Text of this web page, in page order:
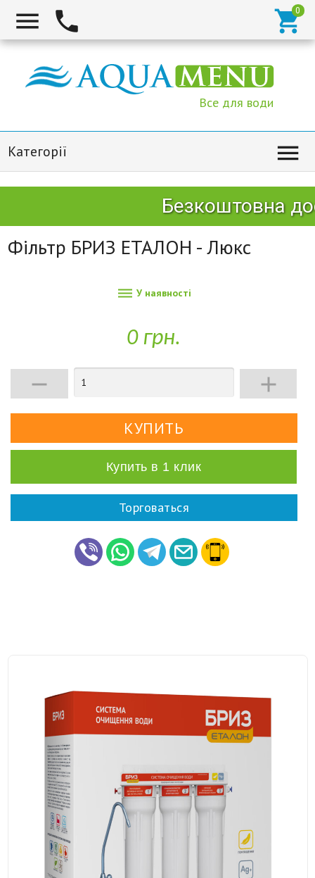
  
Все для води
Категорії 
Безкоштовна
Фільтр БРИЗ ЕТАЛОН - Люкс
 У наявності
0 грн.
 
Купить в 1 клик
Торговаться